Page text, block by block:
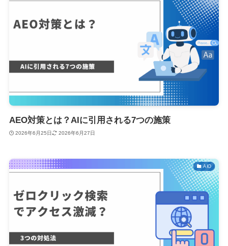
AEO対策とは？AIに引用される7つの施策
2026年6月25日 2026年6月27日
AIO